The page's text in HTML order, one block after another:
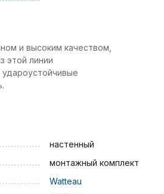
и высоким качеством,
этой линии
настенный
монтажный комплект
Watteau